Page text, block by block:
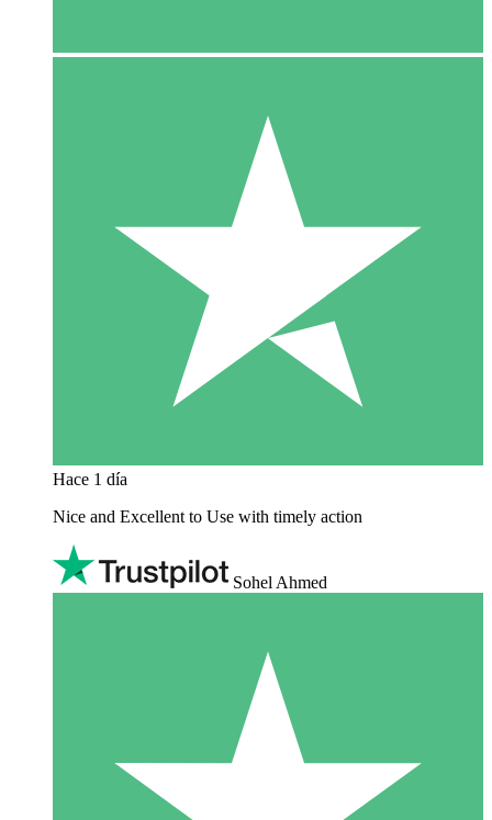
Hace 1 día
Nice and Excellent to Use with timely action
Sohel Ahmed